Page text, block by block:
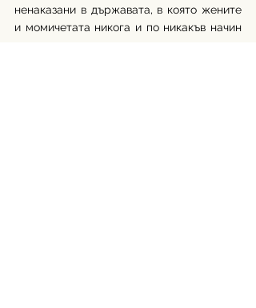
ненаказани в държавата, в която жените
и момичетата никога и по никакъв начин